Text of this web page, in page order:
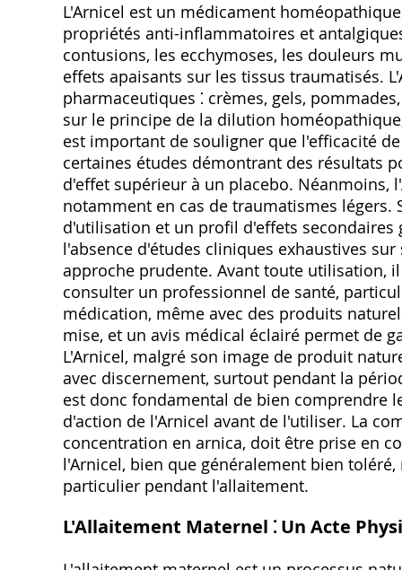
L'Arnicel est un médicament
propriétés anti-inflammatoires et
contusions, les ecchymoses, les douleurs
effets apaisants sur les tissus traumatisés.
pharmaceutiques ⁚ crèmes, gels,
sur le principe de la dilution
est important de souligner que l'efficacité
certaines études démontrant des résultats
d'effet supérieur à un placebo. Néanmoins,
notamment en cas de traumatismes
d'utilisation et un profil d'effets
l'absence d'études cliniques exhaustives
approche prudente. Avant toute utilisation,
consulter un professionnel de santé,
médication, même avec des produits
mise, et un avis médical éclairé permet de
L'Arnicel, malgré son image de produit
avec discernement, surtout pendant la
est donc fondamental de bien comprendre
d'action de l'Arnicel avant de l'utiliser. La
concentration en arnica, doit être prise en
l'Arnicel, bien que généralement bien
particulier pendant l'allaitement.
L'Allaitement Maternel ⁚ Un Acte